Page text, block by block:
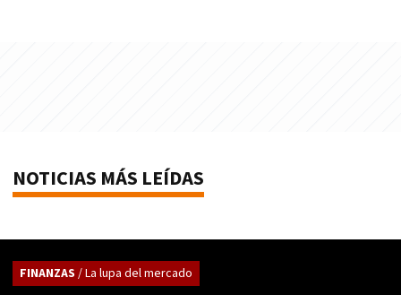
NOTICIAS MÁS LEÍDAS
FINANZAS / La lupa del mercado